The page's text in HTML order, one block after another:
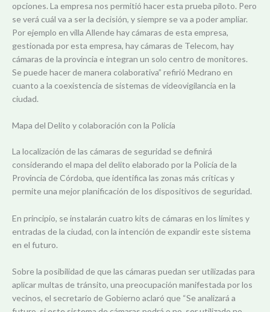
opciones. La empresa nos permitió hacer esta prueba piloto. Pero
se verá cuál va a ser la decisión, y siempre se va a poder ampliar.
Por ejemplo en villa Allende hay cámaras de esta empresa,
gestionada por esta empresa, hay cámaras de Telecom, hay
cámaras de la provincia e integran un solo centro de monitores.
Se puede hacer de manera colaborativa” refirió Medrano en
cuanto a la coexistencia de sistemas de videovigilancia en la
ciudad.
Mapa del Delito y colaboración con la Policía
La localización de las cámaras de seguridad se definirá
considerando el mapa del delito elaborado por la Policía de la
Provincia de Córdoba, que identifica las zonas más críticas y
permite una mejor planificación de los dispositivos de seguridad.
En principio, se instalarán cuatro kits de cámaras en los límites y
entradas de la ciudad, con la intención de expandir este sistema
en el futuro.
Sobre la posibilidad de que las cámaras puedan ser utilizadas para
aplicar multas de tránsito, una preocupación manifestada por los
vecinos, el secretario de Gobierno aclaró que “Se analizará a